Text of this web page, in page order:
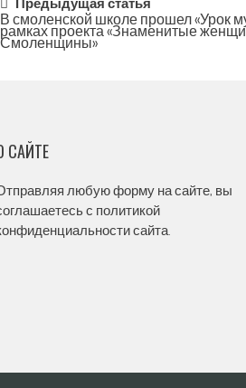
Post
navigation
В смоленской школе прошел «Урок
рамках проекта «Знаменитые
Смоленщины»
САЙТЕ
любую форму на сайте, вы
с политикой
сайта.